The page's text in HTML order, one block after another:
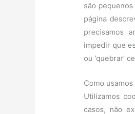
são
página
precisamos
impedir que
ou ‘quebrar’
Como
Utilizamos
casos, não